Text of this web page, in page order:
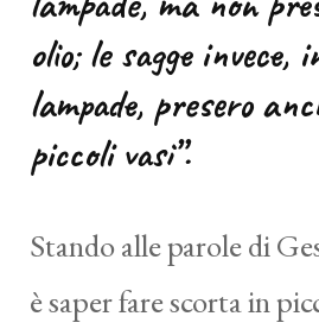
olio; le sagge invece,
lampade, presero
piccoli vasi”.
Stando alle parole di
è saper fare scorta in